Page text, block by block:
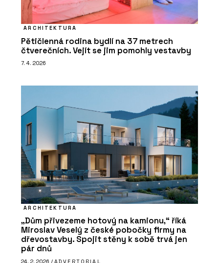
ARCHITEKTURA
Pětičlenná rodina bydlí na 37 metrech
čtverečních. Vejít se jim pomohly vestavby
7. 4. 2026
ARCHITEKTURA
„Dům přivezeme hotový na kamionu,“ říká
Miroslav Veselý z české pobočky firmy na
dřevostavby. Spojit stěny k sobě trvá jen
pár dnů
24. 2. 2026 / ADVERTORIAL